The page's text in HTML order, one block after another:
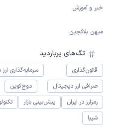
خبر و آموزش
میهن بلاکچین
تگ‌های پربازدید
قانون‌گذاری سرمایه‌گذاری
صرافی ارز دیجیتال
دوج‌کوین
رمزارز در ایران
پیش‌بینی بازار
شیبا